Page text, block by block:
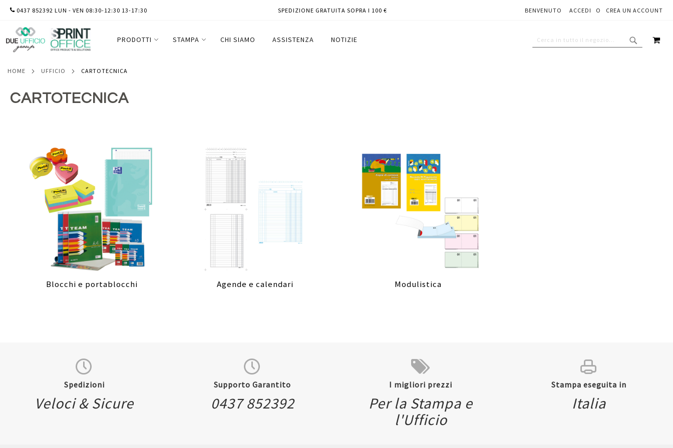
SALTA
CONTENUTO
BENVENUTO ACCEDI CREA UN ACCOUNT
0437 852392 LUN - VEN 08:30-12:30 13-17:30 SPEDIZIONE GRATUITA SOPRA I 100 €
PRODOTTI STAMPA CHI SIAMO ASSISTENZA NOTIZIE
HOME UFFICIO CARTOTECNICA
CARTOTECNICA
Blocchi e portablocchi Agende e calendari Modulistica
Spedizioni
Veloci & Sicure
Supporto Garantito
0437 852392
I migliori prezzi
Per la Stampa e
l'Ufficio
Stampa eseguita in
Italia